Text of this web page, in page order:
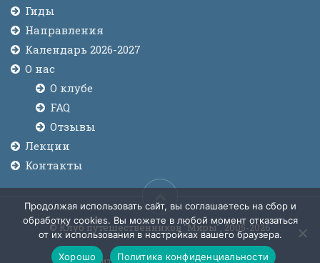
Гиды
Направления
Календарь 2026-2027
О нас
О клубе
FAQ
Отзывы
Лекции
Контакты
© Клуб путешественников "Миры", 2005-2026
Продолжая использовать сайт, вы соглашаетесь на сбор и
обработку cookies. Вы можете в любой момент отказаться
от их использования в настройках вашего браузера.
Хорошо
Политика конфиденциальности